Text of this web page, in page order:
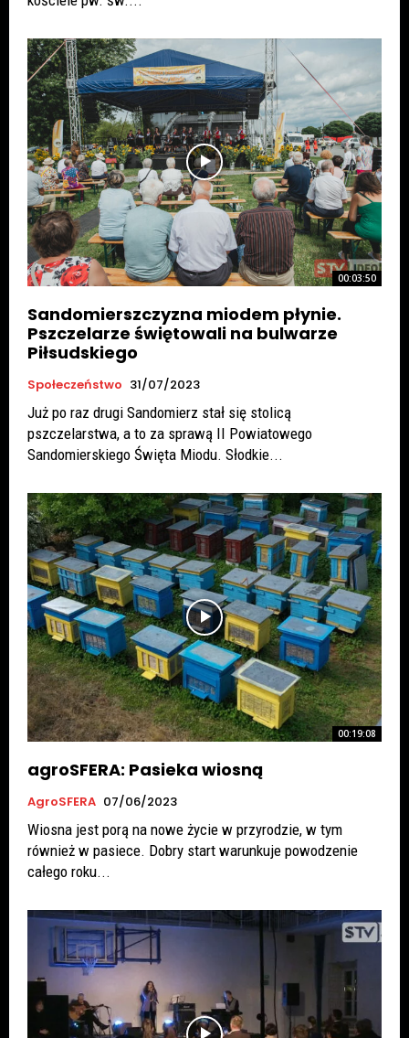
00:03:50
Sandomierszczyzna miodem płynie.
Pszczelarze świętowali na bulwarze
Piłsudskiego
Społeczeństwo 31/07/2023
Już po raz drugi Sandomierz stał się stolicą
pszczelarstwa, a to za sprawą II Powiatowego
Sandomierskiego Święta Miodu. Słodkie...
00:19:08
agroSFERA: Pasieka wiosną
AgroSFERA 07/06/2023
Wiosna jest porą na nowe życie w przyrodzie, w tym
również w pasiece. Dobry start warunkuje powodzenie
całego roku...